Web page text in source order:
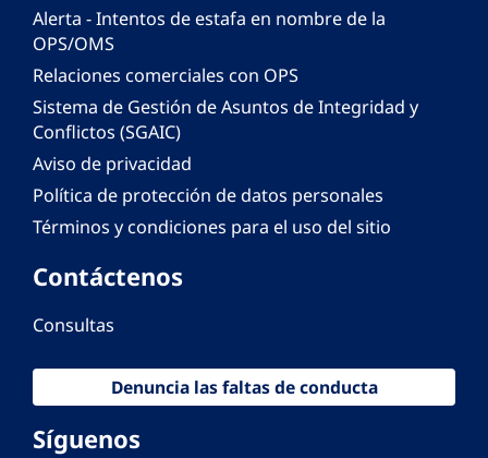
Alerta - Intentos de estafa en nombre de la
OPS/OMS
Relaciones comerciales con OPS
Sistema de Gestión de Asuntos de Integridad y
Conflictos (SGAIC)
Aviso de privacidad
Política de protección de datos personales
Términos y condiciones para el uso del sitio
Contáctenos
Consultas
Denuncia las faltas de conducta
Síguenos